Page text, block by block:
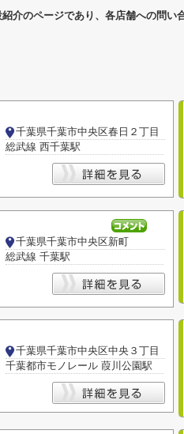
介のページであり、各店舗への問い
千葉県千葉市中央区春日２丁目
総武線 西千葉駅
千葉県千葉市中央区新町
総武線 千葉駅
千葉県千葉市中央区中央３丁目
千葉都市モノレール 葭川公園駅